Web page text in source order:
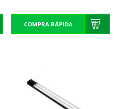
COMPRA RÁPIDA